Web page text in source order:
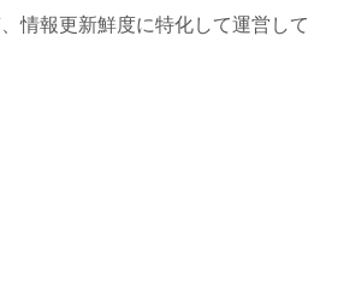
情報更新鮮度に特化して運営して